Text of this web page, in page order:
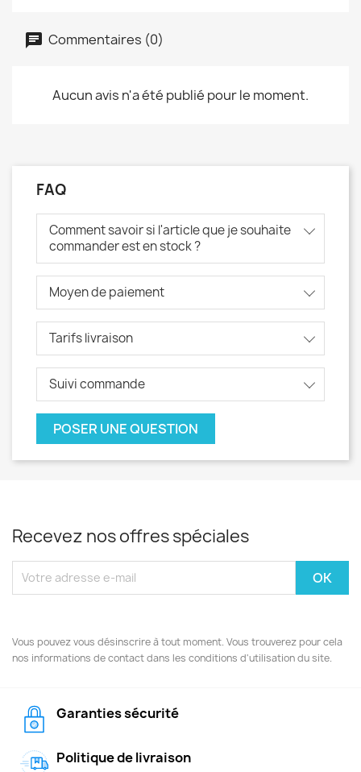
Commentaires (0)
Aucun avis n'a été publié pour le moment.
FAQ
Comment savoir si l'article que je souhaite
commander est en stock ?
Moyen de paiement
Tarifs livraison
Suivi commande
POSER UNE QUESTION
Recevez nos offres spéciales
Vous pouvez vous désinscrire à tout moment. Vous trouverez pour cela
nos informations de contact dans les conditions d'utilisation du site.
Garanties sécurité
Politique de livraison